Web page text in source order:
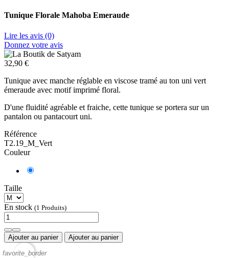
Tunique Florale Mahoba Emeraude
Lire les avis (0)
Donnez votre avis
32,90 €
Tunique avec manche réglable en viscose tramé au ton uni vert
émeraude avec motif imprimé floral.
D'une fluidité agréable et fraiche, cette tunique se portera sur un
pantalon ou pantacourt uni.
Référence
T2.19_M_Vert
Couleur
Taille
En stock (1 Produits)
Ajouter au panier Ajouter au panier
favorite_border